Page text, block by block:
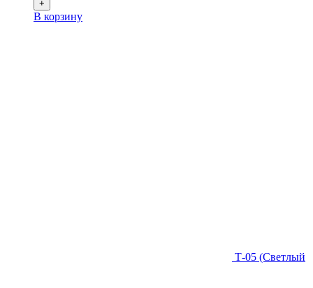
+
В корзину
Т-05 (Светлый